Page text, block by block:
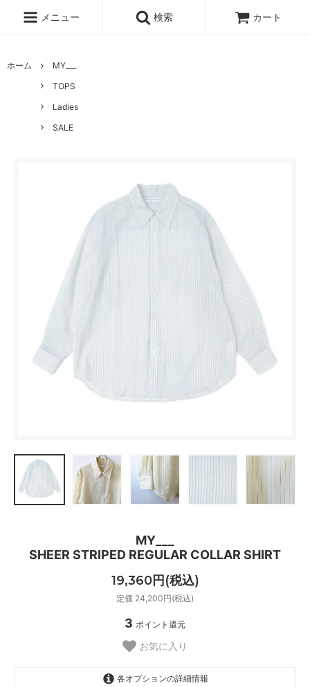
メニュー 検索 カート
ホーム
MY___
TOPS
Ladies
SALE
MY___
SHEER STRIPED REGULAR COLLAR SHIRT
19,360円(税込)
定価 24,200円(税込)
3 ポイント還元
お気に入り
各オプションの詳細情報